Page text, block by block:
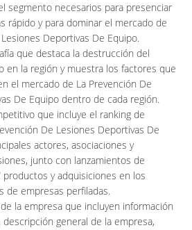
segmento necesarios para presenciar
rápido y para dominar el mercado de
Deportivas De Equipo.
que destaca la destrucción del
en la región y muestra los factores que
el mercado de La Prevención De
De Equipo dentro de cada región.
que incluye el ranking de
De Lesiones Deportivas De
actores, asociaciones y
junto con lanzamientos de
productos y adquisiciones en los
de empresas perfiladas.
la empresa que incluyen información
general de la empresa,